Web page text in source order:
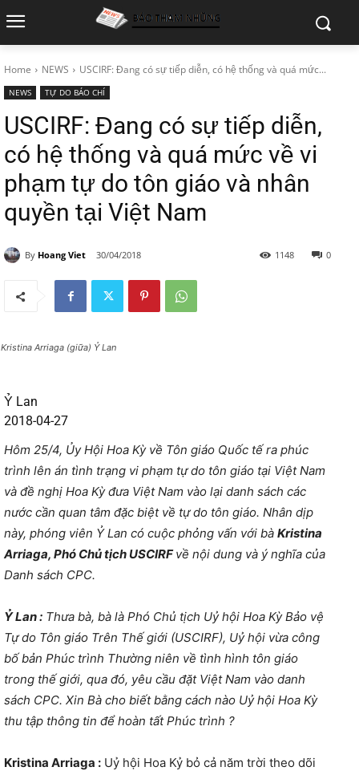
Home NEWS USCIRF: Đang có sự tiếp diễn, có hệ thống và quá mức...
NEWS TỰ DO BÁO CHÍ
USCIRF: Đang có sự tiếp diễn,
có hệ thống và quá mức về vi
phạm tự do tôn giáo và nhân
quyền tại Việt Nam
By Hoang Viet 30/04/2018 0
1148
Arriaga (giữa) Ỷ Lan
Ỷ Lan
2018-04-27
Hôm 25/4, Ủy Hội Hoa Kỳ về Tôn giáo Quốc tế ra phúc
trình lên án tình trạng vi phạm tự do tôn giáo tại Việt Nam
và đề nghị Hoa Kỳ đưa Việt Nam vào lại danh sách các
nước cần quan tâm đặc biệt về tự do tôn giáo. Nhân dịp
này, phóng viên Ỷ Lan có cuộc phỏng vấn với bà Kristina
Arriaga, Phó Chủ tịch USCIRFvề nội dung và ý nghĩa của
Danh sách CPC.
Ỷ Lan : Thưa bà, bà là Phó Chủ tịch Uỷ hội Hoa Kỳ Bảo vệ
Tự do Tôn giáo Trên Thế giới (USCIRF), Uỷ hội vừa công
bố bản Phúc trình Thường niên về tình hình tôn giáo
trong thế giới, qua đó, yêu cầu đặt Việt Nam vào danh
sách CPC. Xin Bà cho biết bằng cách nào Uỷ hội Hoa Kỳ
thu tập thông tin để hoàn tất Phúc trình ?
Kristina Arriaga : Uỷ hội Hoa Kỷ bỏ cả năm trời theo dõi